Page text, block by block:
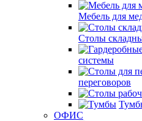
Мебель для
Столы
системы
переговоров
ОФИС